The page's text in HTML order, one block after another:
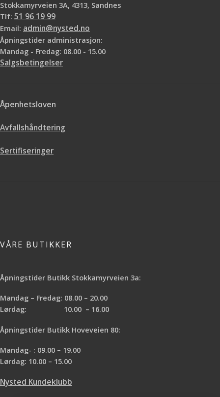
Stokkamyrveien 3A, 4313, Sandnes
Tlf: 51 96 19 99
Email: admin@nysted.no
Åpningstider administrasjon:
Mandag - Fredag: 08.00 - 15.00
Salgsbetingelser
Åpenhetsloven
Avfallshåndtering
Sertifiseringer
VÅRE BUTIKKER
Åpningstider Butikk Stokkamyrveien 3a:
Mandag – Fredag: 08.00 – 20.00
Lørdag: 10.00 – 16.00
Åpningstider Butikk Hoveveien 80:
Mandag- : 09.00 – 19.00
Lørdag: 10.00 – 15.00
Nysted Kundeklubb